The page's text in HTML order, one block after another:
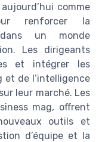
comme
renforcer la
un monde
Les dirigeants
et intégrer les
de l’intelligence
leur marché. Les
mag, offrent
outils et
d’équipe et la